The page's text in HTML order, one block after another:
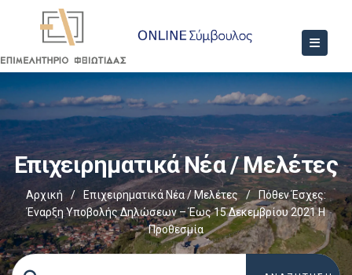
Επιχειρηματικά Νέα / Μελέτες
Αρχική / Επιχειρηματικά Νέα / Μελέτες /
Πόθεν Έσχες:
Έναρξη Υποβολής Δηλώσεων – Έως 15 Δεκεμβρίου 2021 Η
Προθεσμία